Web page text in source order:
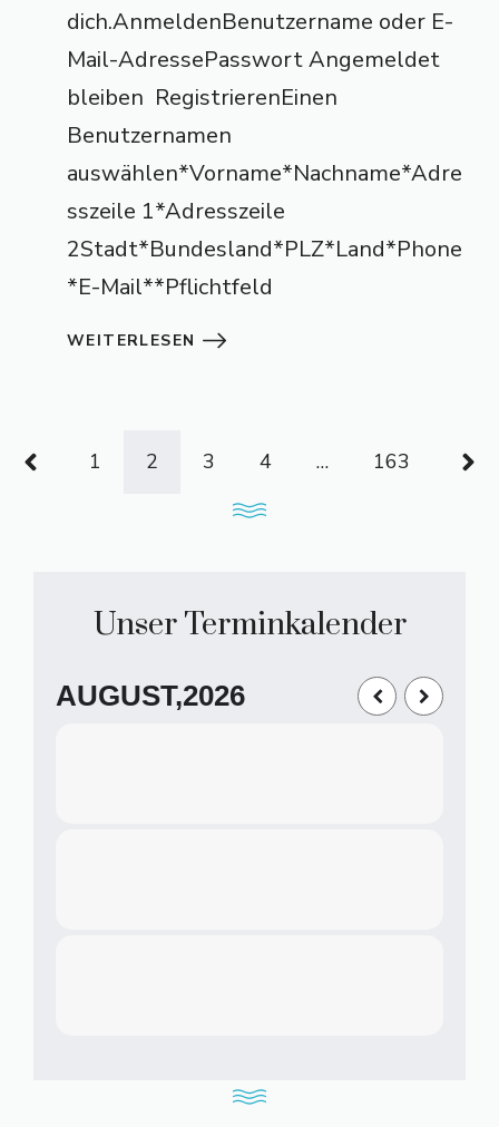
dich.AnmeldenBenutzername oder E-
Mail-AdressePasswort Angemeldet
bleiben RegistrierenEinen
Benutzernamen
auswählen*Vorname*Nachname*Adre
sszeile 1*Adresszeile
2Stadt*Bundesland*PLZ*Land*Phone
*E-Mail**Pflichtfeld
WEITERLESEN
1 2 3 4 … 163
Unser Terminkalender
AUGUST,2026